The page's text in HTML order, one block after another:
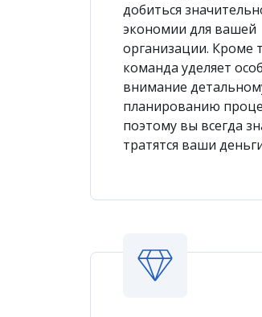
добиться
экономии для вашей
организации. Кроме
команда уделяет
внимание
планированию
поэтому вы всегда
тратятся ваши